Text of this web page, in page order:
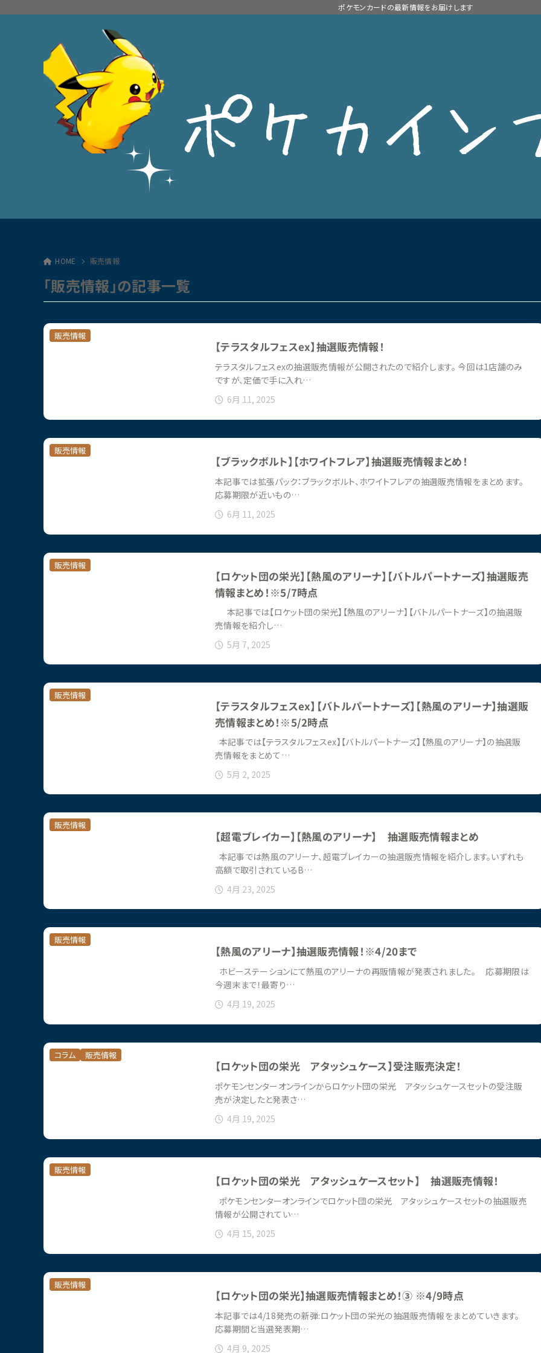
ポケモンカードの最新情報をお届けします
HOME 販売情報
「販売情報」の記事一覧
【テラスタルフェスex】抽選販売情報！
テラスタルフェスexの抽選販売情報が公開されたので紹介します。 今回は1店舗のみ
ですが、定価で手に入れ…
6月 11, 2025
販売情報
【ブラックボルト】【ホワイトフレア】抽選販売情報まとめ！
本記事では拡張パック：ブラックボルト、ホワイトフレアの抽選販売情報をまとめます。
応募期限が近いもの…
6月 11, 2025
販売情報
【ロケット団の栄光】【熱風のアリーナ】【バトルパートナーズ】抽選販売
情報まとめ！※5/7時点
本記事では【ロケット団の栄光】【熱風のアリーナ】【バトルパートナーズ】の抽選販
売情報を紹介し…
5月 7, 2025
販売情報
【テラスタルフェスex】【バトルパートナーズ】【熱風のアリーナ】抽選販
売情報まとめ！※5/2時点
本記事では【テラスタルフェスex】【バトルパートナーズ】【熱風のアリーナ】の抽選販
売情報をまとめて…
5月 2, 2025
販売情報
【超電ブレイカー】【熱風のアリーナ】 抽選販売情報まとめ
本記事では熱風のアリーナ、超電ブレイカーの抽選販売情報を紹介します。いずれも
高額で取引されているB…
4月 23, 2025
販売情報
【熱風のアリーナ】抽選販売情報！※4/20まで
ホビーステーションにて熱風のアリーナの再販情報が発表されました。 応募期限は
今週末まで！最寄り…
4月 19, 2025
販売情報
【ロケット団の栄光 アタッシュケース】受注販売決定！
ポケモンセンターオンラインからロケット団の栄光 アタッシュケースセットの受注販
売が決定したと発表さ…
4月 19, 2025
コラム 販売情報
【ロケット団の栄光 アタッシュケースセット】 抽選販売情報！
ポケモンセンターオンラインでロケット団の栄光 アタッシュケースセットの抽選販売
情報が公開されてい…
4月 15, 2025
販売情報
【ロケット団の栄光】抽選販売情報まとめ！③ ※4/9時点
本記事では4/18発売の新弾:ロケット団の栄光の抽選販売情報をまとめていきます。
応募期間と当選発表期…
4月 9, 2025
販売情報